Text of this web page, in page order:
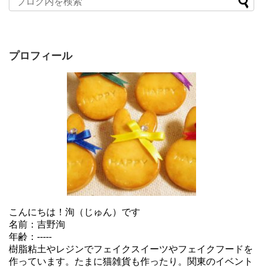
プロフィール
こんにちは！洵（じゅん）です
名前：吉野洵
年齢：-----
樹脂粘土やレジンでフェイクスイーツやフェイクフードを
作っています。たまに猫雑貨も作ったり。関東のイベント